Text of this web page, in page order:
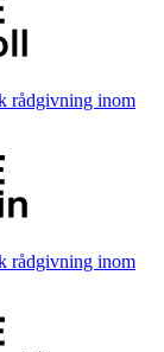
rådgivning inom
rådgivning inom